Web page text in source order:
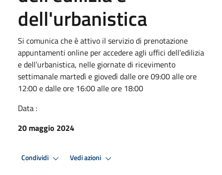
dell'urbanistica
Si comunica che è attivo il servizio di prenotazione
appuntamenti online per accedere agli uffici dell’edilizia
e dell’urbanistica, nelle giornate di ricevimento
settimanale martedì e giovedì dalle ore 09:00 alle ore
12:00 e dalle ore 16:00 alle ore 18:00
Data :
20 maggio 2024
Condividi Vedi azioni